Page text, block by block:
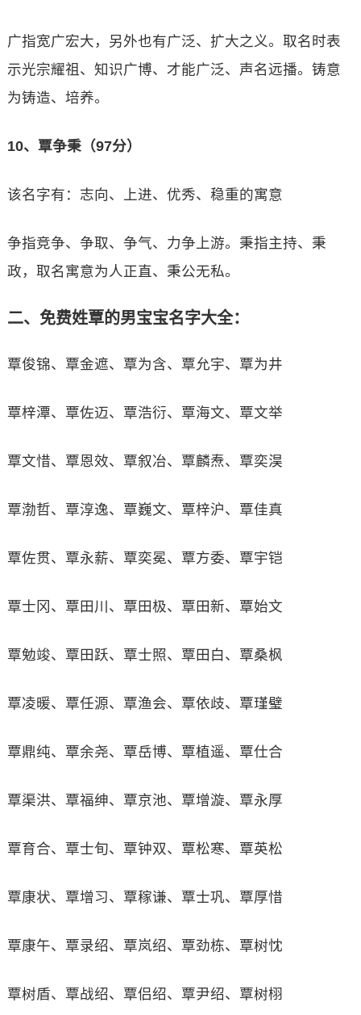
广指宽广宏大，另外也有广泛、扩大之义。取名时表
示光宗耀祖、知识广博、才能广泛、声名远播。铸意
为铸造、培养。
10、覃争秉（97分）
该名字有：志向、上进、优秀、稳重的寓意
争指竞争、争取、争气、力争上游。秉指主持、秉
政，取名寓意为人正直、秉公无私。
二、免费姓覃的男宝宝名字大全：
覃俊锦、覃金遮、覃为含、覃允宇、覃为井
覃梓潭、覃佐迈、覃浩衍、覃海文、覃文举
覃文惜、覃恩效、覃叙冶、覃麟焘、覃奕淏
覃渤哲、覃淳逸、覃巍文、覃梓沪、覃佳真
覃佐贯、覃永薪、覃奕冕、覃方委、覃宇铠
覃士冈、覃田川、覃田极、覃田新、覃始文
覃勉竣、覃田跃、覃士照、覃田白、覃桑枫
覃凌暖、覃任源、覃渔会、覃依歧、覃瑾璧
覃鼎纯、覃余尧、覃岳博、覃植遥、覃仕合
覃渠洪、覃福绅、覃京池、覃增漩、覃永厚
覃育合、覃士旬、覃钟双、覃松寒、覃英松
覃康状、覃增习、覃稼谦、覃士巩、覃厚惜
覃康午、覃录绍、覃岚绍、覃劲栋、覃树忱
覃树盾、覃战绍、覃侣绍、覃尹绍、覃树栩